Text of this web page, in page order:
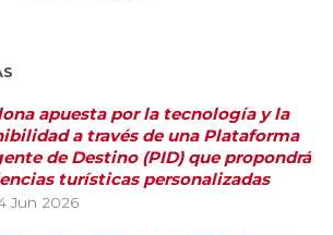
apuesta por la tecnología y la
a través de una Plataforma
de Destino (PID) que propondrá
turísticas personalizadas
Jun 2026